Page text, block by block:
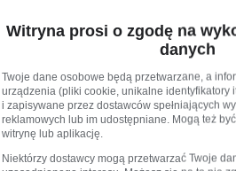
Witryna prosi o zgodę na
danych
Twoje dane osobowe będą przetwarzane, a
urządzenia (pliki cookie, unikalne identyfikatory
i zapisywane przez dostawców spełniających
reklamowych lub im udostępniane. Mogą też
witrynę lub aplikację.
Niektórzy dostawcy mogą przetwarzać Twoje